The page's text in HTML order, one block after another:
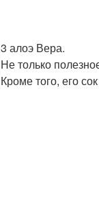
3 алоэ Вера.
Не только
Кроме того, его